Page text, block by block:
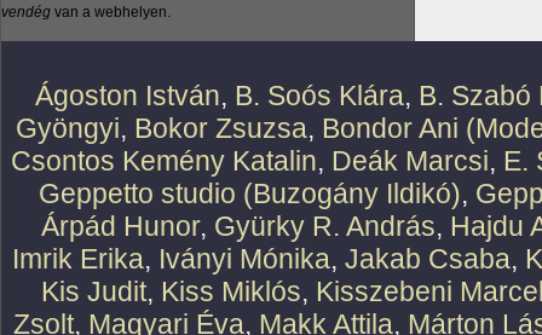
vendég van a webhelyen.
Ágoston István, B. Soós Klára, B. Szabó
Gyöngyi, Bokor Zsuzsa, Bondor Ani
Csontos Kemény Katalin, Deák Marcsi, E.
Geppetto studio (Buzogány Ildikó),
Árpád Hunor, Gyürky R. András, Hajdu
Imrik Erika, Iványi Mónika, Jakab Csaba,
Kis Judit, Kiss Miklós, Kisszebeni
Zsolt, Magyari Éva, Makk Attila, Márton